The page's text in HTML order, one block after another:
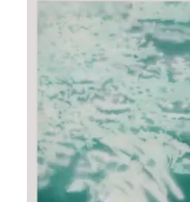
Jean-Pierre